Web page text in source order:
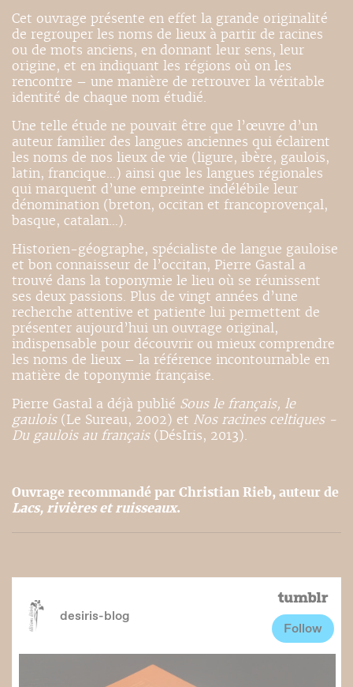
Cet ouvrage présente en effet la grande originalité
de regrouper les noms de lieux à partir de racines
ou de mots anciens, en donnant leur sens, leur
origine, et en indiquant les régions où on les
rencontre – une manière de retrouver la véritable
identité de chaque nom étudié.
Une telle étude ne pouvait être que l’œuvre d’un
auteur familier des langues anciennes qui éclairent
les noms de nos lieux de vie (ligure, ibère, gaulois,
latin, francique…) ainsi que les langues régionales
qui marquent d’une empreinte indélébile leur
dénomination (breton, occitan et francoprovençal,
basque, catalan…).
Historien-géographe, spécialiste de langue gauloise
et bon connaisseur de l’occitan, Pierre Gastal a
trouvé dans la toponymie le lieu où se réunissent
ses deux passions. Plus de vingt années d’une
recherche attentive et patiente lui permettent de
présenter aujourd’hui un ouvrage original,
indispensable pour découvrir ou mieux comprendre
les noms de lieux – la référence incontournable en
matière de toponymie française.
Pierre Gastal a déjà publié Sous le français, le
gaulois(Le Sureau, 2002) et Nos racines celtiques -
Du gaulois au français(DésIris, 2013).
Ouvrage recommandé par Christian Rieb, auteur de
Lacs, rivières et ruisseaux.